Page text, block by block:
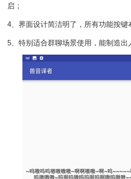
启；
4、界面设计简洁明了，所有功能按键
5、特别适合群聊场景使用，能制造出